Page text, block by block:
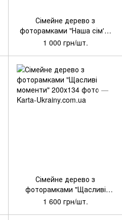
Сімейне дерево з
фоторамками "Наша сім'я"
mini 97х75
1 000 грн/шт.
Сімейне дерево з
фоторамками "Щасливі
моменти" 200х134
1 600 грн/шт.